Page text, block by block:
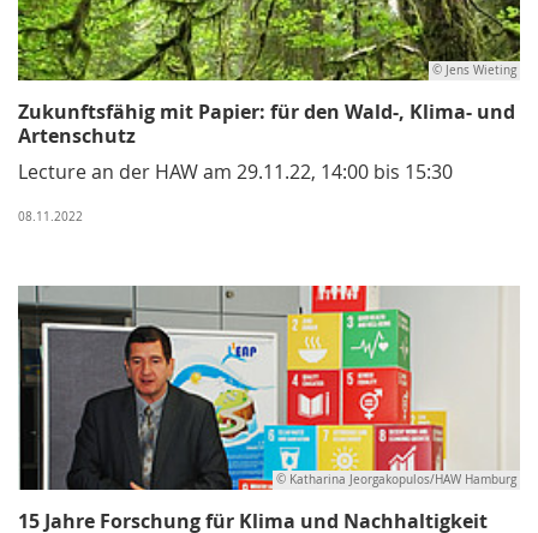
© Jens Wieting
Zukunftsfähig mit Papier: für den Wald-, Klima- und
Artenschutz
Lecture an der HAW am 29.11.22, 14:00 bis 15:30
08.11.2022
© Katharina Jeorgakopulos/HAW Hamburg
15 Jahre Forschung für Klima und Nachhaltigkeit